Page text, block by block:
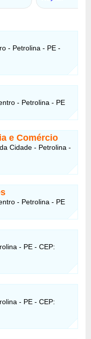
- Petrolina - PE -
- Petrolina - PE
e Comércio
Cidade - Petrolina -
- Petrolina - PE
- PE - CEP:
- PE - CEP: